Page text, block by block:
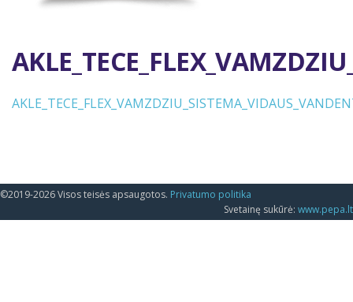
©2019-2026 Visos teisės apsaugotos. Privatumo politika
Svetainę sukūrė: www.pepa.lt